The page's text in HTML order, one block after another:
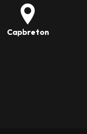
Capbreton